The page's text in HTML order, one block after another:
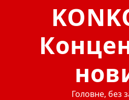
Головне, без